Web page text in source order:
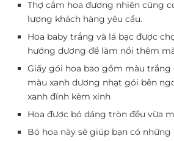
Thợ cắm hoa đương nhiên cũng
lượng khách hàng yêu cầu.
Hoa baby trắng và lá bạc được
hướng dương để làm nổi thêm
Giấy gói hoa bao gồm màu
màu xanh dương nhạt gói bên
xanh đính kèm xinh
Hoa được bó dáng tròn đều vừa
Bó hoa này sẽ giúp bạn có